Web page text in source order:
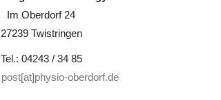
Im Oberdorf 24
27239 Twistringen
Tel.: 04243 / 34 85
post[at]physio-oberdorf.de